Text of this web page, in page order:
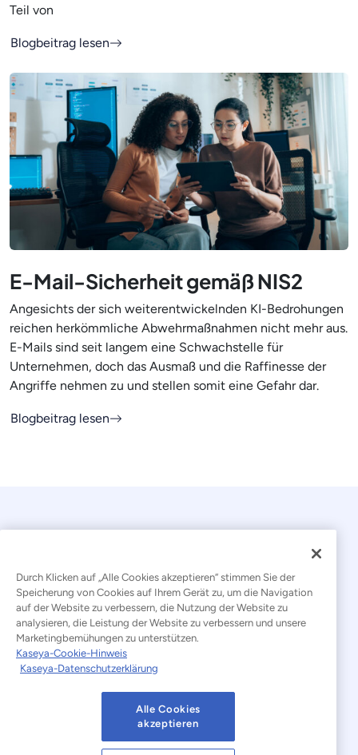
Teil von
Blogbeitrag lesen
E-Mail-Sicherheit gemäß NIS2
Angesichts der sich weiterentwickelnden KI-Bedrohungen
reichen herkömmliche Abwehrmaßnahmen nicht mehr aus.
E-Mails sind seit langem eine Schwachstelle für
Unternehmen, doch das Ausmaß und die Raffinesse der
Angriffe nehmen zu und stellen somit eine Gefahr dar.
Blogbeitrag lesen
© 2026 Kaseya. Alle Rechte vorbehalten.
Deutsch
Erklärung zur Bekämpfung moderner Sklaverei
Nutzungsbedingungen der Website
Datenschutzerklärung Sitemap
Durch Klicken auf „Alle Cookies akzeptieren“ stimmen Sie der
Speicherung von Cookies auf Ihrem Gerät zu, um die Navigation
auf der Website zu verbessern, die Nutzung der Website zu
analysieren, die Leistung der Website zu verbessern und unsere
Marketingbemühungen zu unterstützen.
Kaseya-Cookie-Hinweis
Kaseya-Datenschutzerklärung
Alle Cookies
akzeptieren